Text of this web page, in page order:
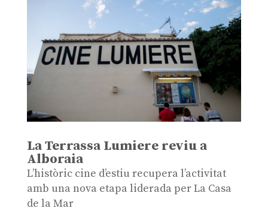
La Terrassa Lumiere reviu a
Alboraia
L’històric cine d’estiu recupera l’activitat
amb una nova etapa liderada per La Casa
de la Mar